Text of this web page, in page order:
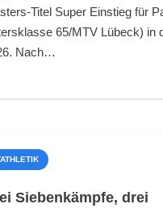
Titel Super Einstieg für
65/MTV Lübeck) in
Nach…
Siebenkämpfe, drei